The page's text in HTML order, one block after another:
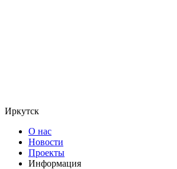
Иркутск
О нас
Новости
Проекты
Информация